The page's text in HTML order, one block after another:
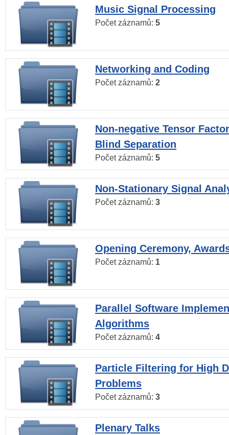
Music Signal Processing
Počet záznamů: 5
Networking and Coding
Počet záznamů: 2
Non-negative Tensor
Blind Separation
Počet záznamů: 5
Non-Stationary Signal
Počet záznamů: 3
Opening Ceremony,
Počet záznamů: 1
Parallel Software
Algorithms
Počet záznamů: 4
Particle Filtering for High
Problems
Počet záznamů: 3
Plenary Talks